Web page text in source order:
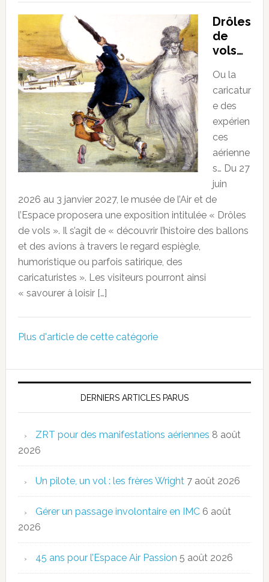
Drôles
de
vols…
Ou la
caricatur
e des
expérien
ces
aérienne
s… Du 27
juin
2026 au 3 janvier 2027, le musée de l’Air et de
l’Espace proposera une exposition intitulée « Drôles
de vols ». Il s’agit de « découvrir l’histoire des ballons
et des avions à travers le regard espiègle,
humoristique ou parfois satirique, des
caricaturistes ». Les visiteurs pourront ainsi
« savourer à loisir […]
Plus d'article de cette catégorie
DERNIERS ARTICLES PARUS
ZRT pour des manifestations aériennes 8 août
2026
Un pilote, un vol : les frères Wright 7 août 2026
Gérer un passage involontaire en IMC 6 août
2026
45 ans pour l’Espace Air Passion 5 août 2026